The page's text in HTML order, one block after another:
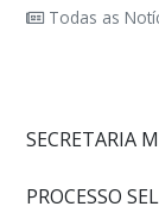
Todas as
SECRETARIA
PROCESSO